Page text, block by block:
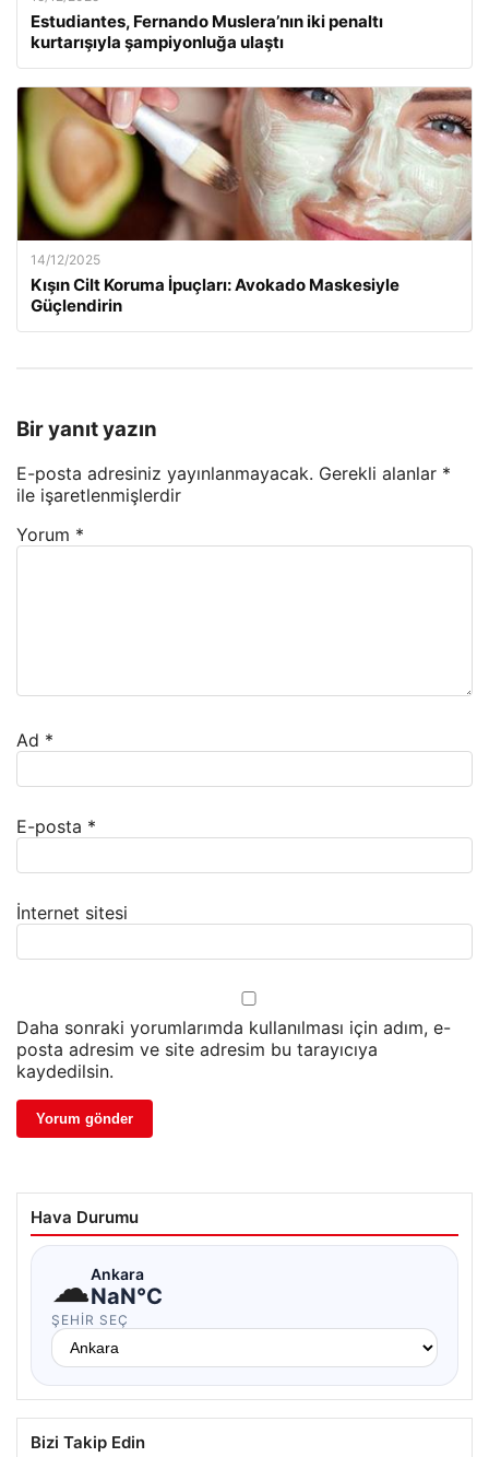
Estudiantes, Fernando Muslera’nın iki penaltı
kurtarışıyla şampiyonluğa ulaştı
14/12/2025
Kışın Cilt Koruma İpuçları: Avokado Maskesiyle
Güçlendirin
Bir yanıt yazın
E-posta adresiniz yayınlanmayacak. Gerekli alanlar *
ile işaretlenmişlerdir
Yorum *
Ad *
E-posta *
İnternet sitesi
Daha sonraki yorumlarımda kullanılması için adım, e-
posta adresim ve site adresim bu tarayıcıya
kaydedilsin.
Hava Durumu
☁Ankara
NaN°C
ŞEHIR SEÇ
Bizi Takip Edin